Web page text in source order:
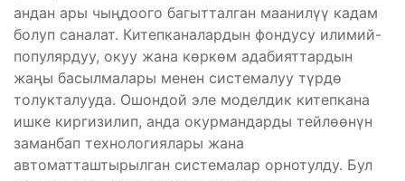
андан ары чыңдоого багытталган маанилүү кадам
болуп саналат. Китепканалардын фондусу илимий-
популярдуу, окуу жана көркөм адабияттардын
жаңы басылмалары менен системалуу түрдө
толукталууда. Ошондой эле моделдик китепкана
ишке киргизилип, анда окурмандарды тейлөөнүн
заманбап технологиялары жана
автоматташтырылган системалар орнотулду. Бул